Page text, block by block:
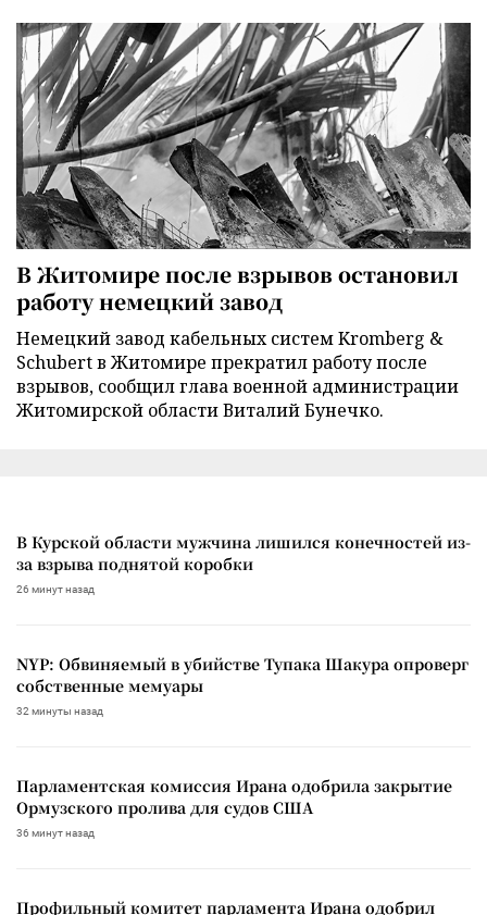
В Житомире после взрывов остановил
работу немецкий завод
Немецкий завод кабельных систем Kromberg &
Schubert в Житомире прекратил работу после
взрывов, сообщил глава военной администрации
Житомирской области Виталий Бунечко.
В Курской области мужчина лишился конечностей из-
за взрыва поднятой коробки
26 минут назад
NYP: Обвиняемый в убийстве Тупака Шакура опроверг
собственные мемуары
32 минуты назад
Парламентская комиссия Ирана одобрила закрытие
Ормузского пролива для судов США
36 минут назад
Профильный комитет парламента Ирана одобрил